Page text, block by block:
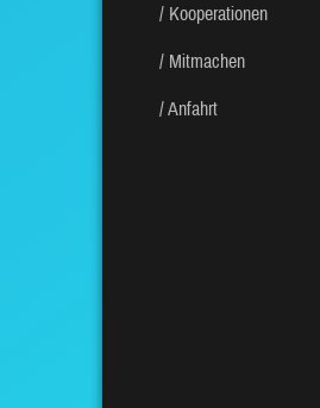
Kooperationen
Mitmachen
Anfahrt